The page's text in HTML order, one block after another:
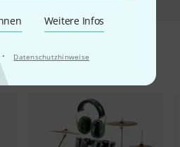
Weitere Infos
· DatenschutzhinweiseArtikel